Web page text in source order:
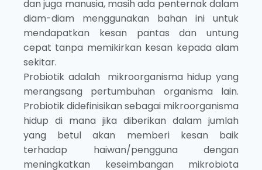
dan juga manusia, masih ada penternak dalam
diam-diam menggunakan bahan ini untuk
mendapatkan kesan pantas dan untung
cepat tanpa memikirkan kesan kepada alam
sekitar.
Probiotik adalah mikroorganisma hidup yang
merangsang pertumbuhan organisma lain.
Probiotik didefinisikan sebagai mikroorganisma
hidup di mana jika diberikan dalam jumlah
yang betul akan memberi kesan baik
terhadap haiwan/pengguna dengan
meningkatkan keseimbangan mikrobiota